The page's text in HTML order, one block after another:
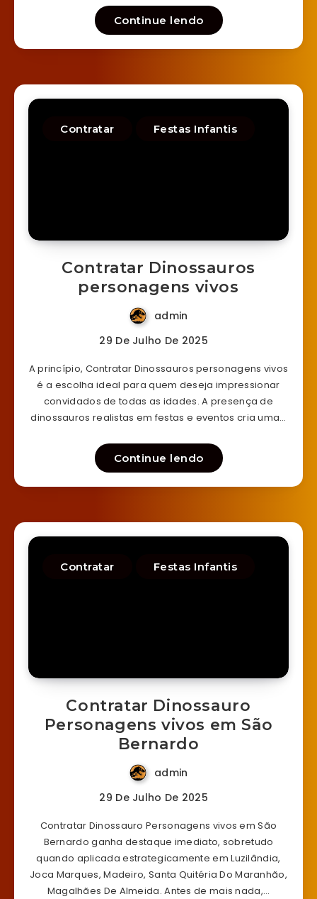
Continue lendo
Contratar Festas Infantis
Contratar Dinossauros
personagens vivos
admin
29 De Julho De 2025
A princípio, Contratar Dinossauros personagens vivos
é a escolha ideal para quem deseja impressionar
convidados de todas as idades. A presença de
dinossauros realistas em festas e eventos cria uma…
Continue lendo
Contratar Festas Infantis
Contratar Dinossauro
Personagens vivos em São
Bernardo
admin
29 De Julho De 2025
Contratar Dinossauro Personagens vivos em São
Bernardo ganha destaque imediato, sobretudo
quando aplicada estrategicamente em Luzilândia,
Joca Marques, Madeiro, Santa Quitéria Do Maranhão,
Magalhães De Almeida. Antes de mais nada,…